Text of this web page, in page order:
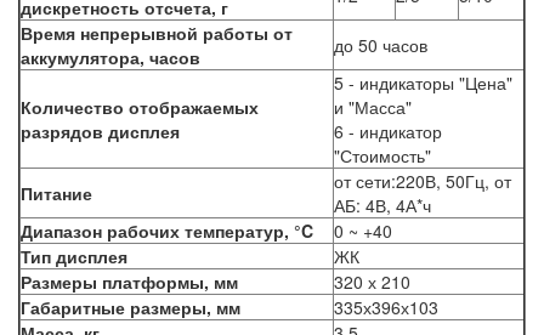
дискретность отсчета, г
Время непрерывной работы от
аккумулятора, часов
до 50 часов
Количество отображаемых
разрядов дисплея
5 - индикаторы "Цена"
и "Масса"
6 - индикатор
"Стоимость"
Питание
от сети:220В, 50Гц, от
АБ: 4В, 4А*ч
Диапазон рабочих температур, °C
0 ~ +40
Тип дисплея
ЖК
Размеры платформы, мм
320 х 210
Габаритные размеры, мм
335х396х103